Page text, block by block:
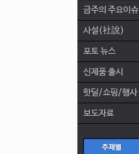
금주의 주요이슈
사설(社說)
포토 뉴스
신제품 출시
핫딜/쇼핑/행사
보도자료